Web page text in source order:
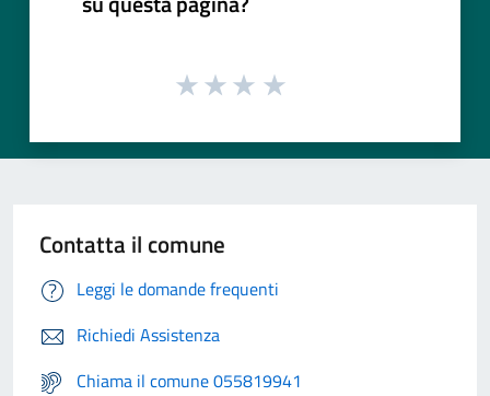
Contatta il comune
Leggi le domande frequenti
Richiedi Assistenza
Chiama il comune 055819941